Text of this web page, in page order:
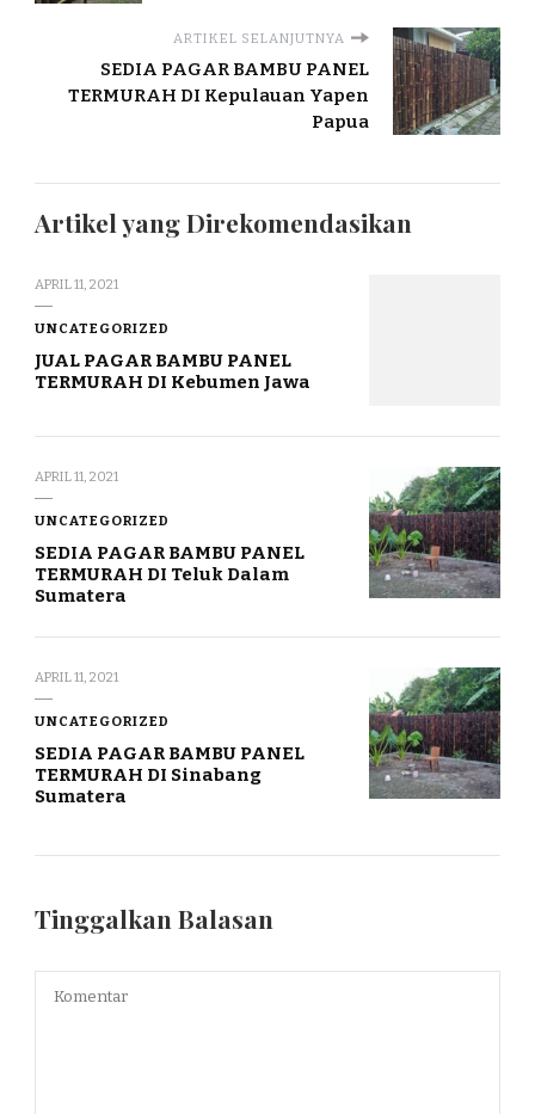
ARTIKEL SELANJUTNYA
SEDIA PAGAR BAMBU PANEL
TERMURAH DI Kepulauan Yapen
Papua
Artikel yang Direkomendasikan
APRIL 11, 2021
UNCATEGORIZED
JUAL PAGAR BAMBU PANEL
TERMURAH DI Kebumen Jawa
APRIL 11, 2021
UNCATEGORIZED
SEDIA PAGAR BAMBU PANEL
TERMURAH DI Teluk Dalam
Sumatera
APRIL 11, 2021
UNCATEGORIZED
SEDIA PAGAR BAMBU PANEL
TERMURAH DI Sinabang
Sumatera
Tinggalkan Balasan